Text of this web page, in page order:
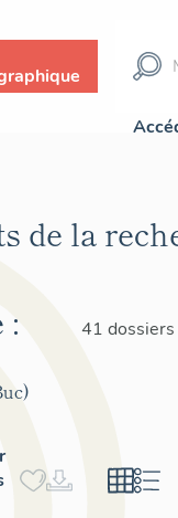
de la
:
41 dossiers